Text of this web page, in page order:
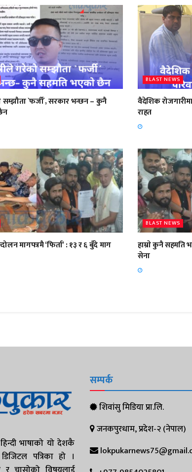
सम्झौता `फर्जी´, सरकार भन्छन – कुनै
BLAST NEWS
वैदेशिक
राहत
मागपत्रमै ‘फिर्ता’ : १३ र ६ बुँदे माग
BLAST NEWS
हाम्राे कुनै सहमति
सेना
भाषाको यो देशकै
पत्रिका हो ।
सम्पर्क
शिवांसु मिडिया प्रा.लि.
जनकपुरधाम, प्रदेश-२ (नेपाल)